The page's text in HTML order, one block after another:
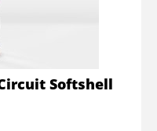
Softshell